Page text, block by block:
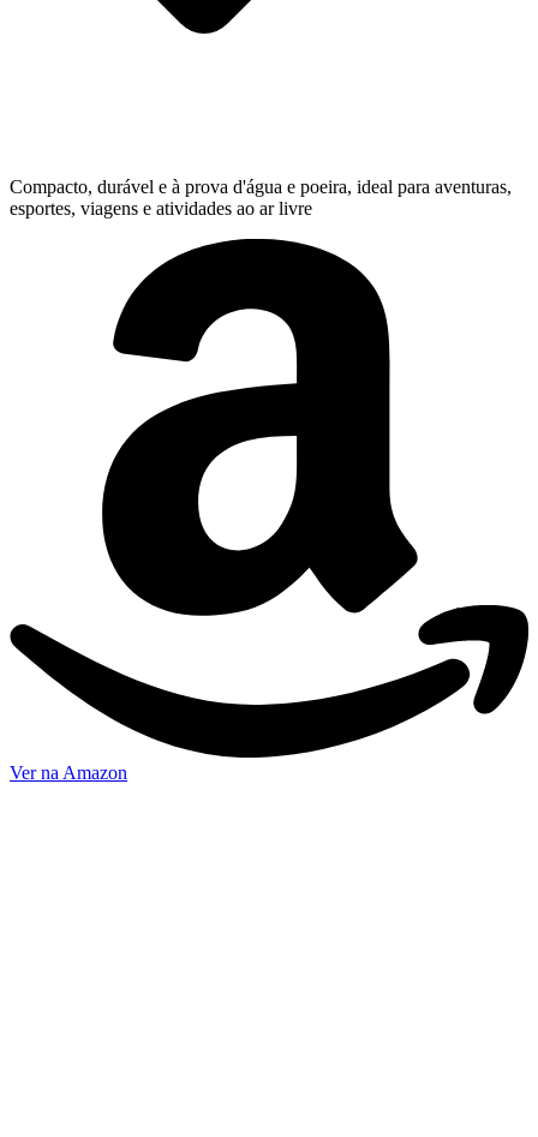
Compacto, durável e à prova d'água e poeira, ideal para aventuras,
esportes, viagens e atividades ao ar livre
Ver na Amazon